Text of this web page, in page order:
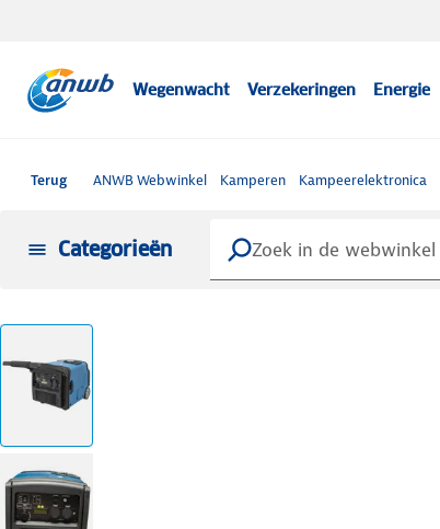
Wegenwacht Verzekeringen Energie
Terug ANWB Webwinkel Kamperen Kampeerelektronica
Categorieën